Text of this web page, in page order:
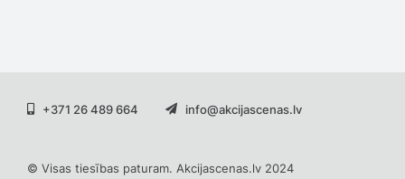
+371 26 489 664 info@akcijascenas.lv
© Visas tiesības paturam. Akcijascenas.lv 2024